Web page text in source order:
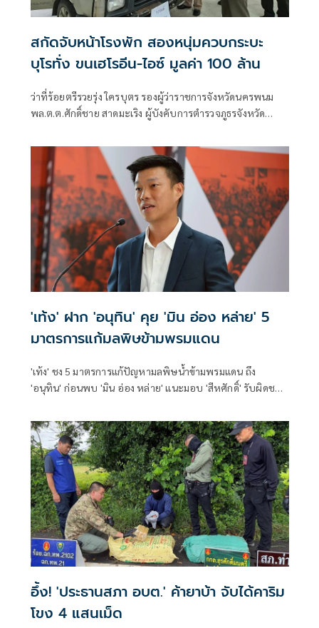
สกัดจับหน้าโรงพัก สองหนุ่มควบกระบะ
บุโรทั่ง ขนเฮโรอีน-ไอซ์ มูลค่า 100 ล้าน
ว่าที่ร้อยตรีรวยรุ่ง ใครบุตร รองผู้ว่าราชการจังหวัดนครพนม
พล.ต.ต.ศักดิ์ชาย สาดมะเริง ผู้บังคับการตำรวจภูธรจังหวัด
ผู้กำกับสืบสวนตำรวจภูธรจังหวัดนครพนม
'เท้ง' ฝาก 'อนุทิน' คุย 'มิน อ่อง หล่าย' 5
มาตรการแก้มลพิษข้ามพรมแดน
'เท้ง' ชง 5 มาตรการแก้ปัญหามลพิษน้ำข้ามพรมแดน ถึง
'อนุทิน' ก่อนพบ 'มิน อ่อง หล่าย' แนะมอบ 'สีหศักดิ์' รับผิดชอบ
อึ้ง! 'ประธานสภา อบต.' ค้ายาบ้า จับได้คาริม
โขง 4 แสนเม็ด